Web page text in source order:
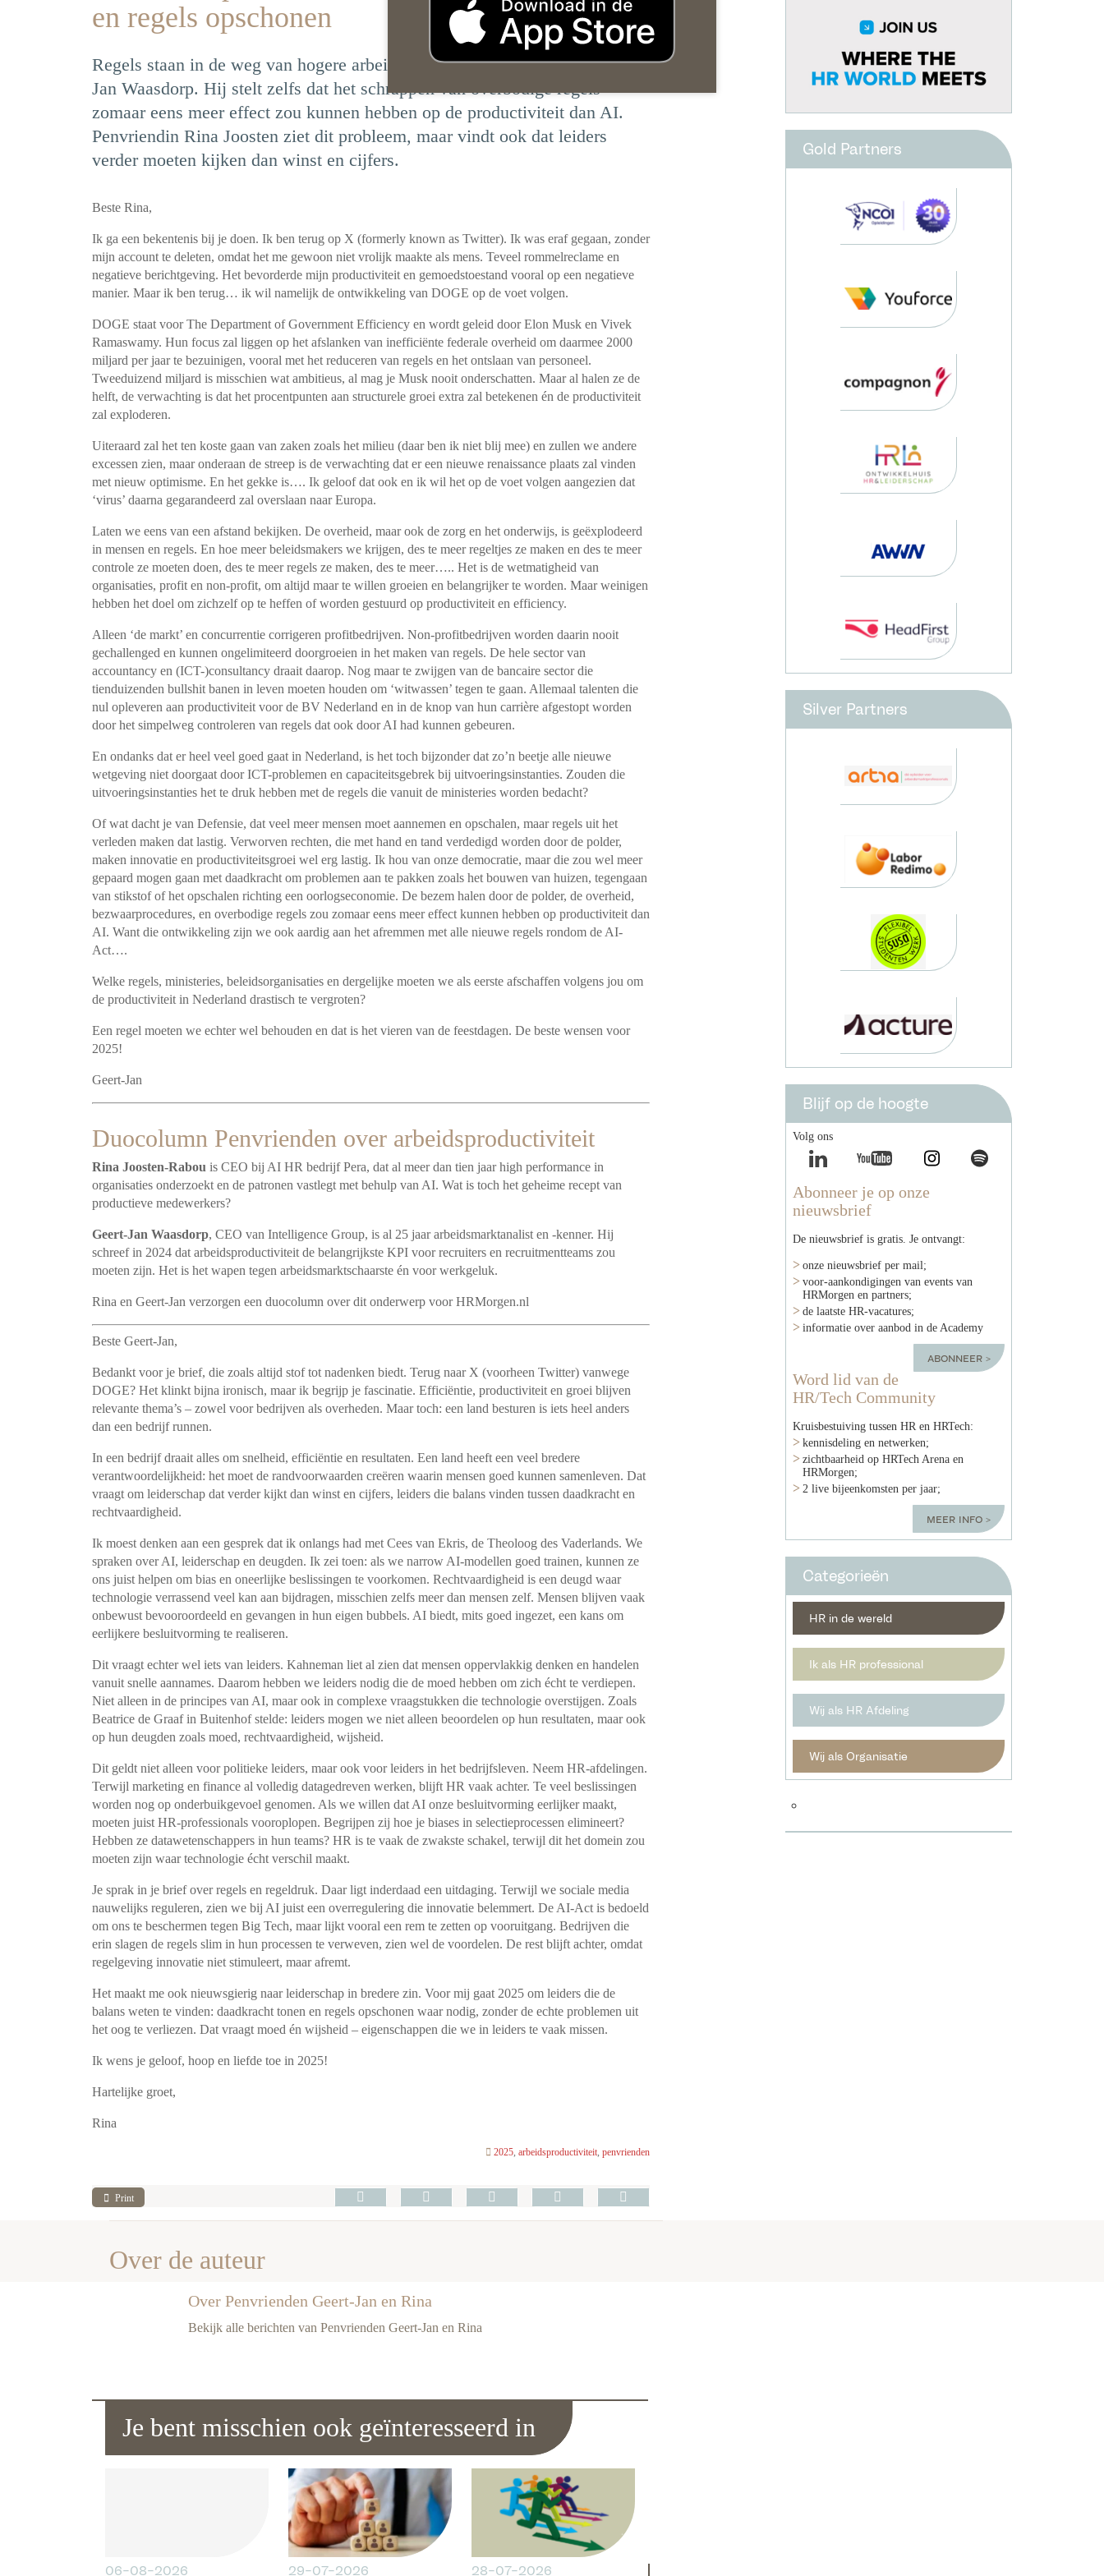
en regels opschonen
Regels staan in de weg van hogere arbeidsproductiviteit, constateert Geert-
Jan Waasdorp. Hij stelt zelfs dat het schrappen van overbodige regels
zomaar eens meer effect zou kunnen hebben op de productiviteit dan AI.
Penvriendin Rina Joosten ziet dit probleem, maar vindt ook dat leiders
verder moeten kijken dan winst en cijfers.
Beste Rina,
Ik ga een bekentenis bij je doen. Ik ben terug op X (formerly known as Twitter). Ik was eraf gegaan, zonder
mijn account te deleten, omdat het me gewoon niet vrolijk maakte als mens. Teveel rommelreclame en
negatieve berichtgeving. Het bevorderde mijn productiviteit en gemoedstoestand vooral op een negatieve
manier. Maar ik ben terug… ik wil namelijk de ontwikkeling van DOGE op de voet volgen.
DOGE staat voor The Department of Government Efficiency en wordt geleid door Elon Musk en Vivek
Ramaswamy. Hun focus zal liggen op het afslanken van inefficiënte federale overheid om daarmee 2000
miljard per jaar te bezuinigen, vooral met het reduceren van regels en het ontslaan van personeel.
Tweeduizend miljard is misschien wat ambitieus, al mag je Musk nooit onderschatten. Maar al halen ze de
helft, de verwachting is dat het procentpunten aan structurele groei extra zal betekenen én de productiviteit
zal exploderen.
Uiteraard zal het ten koste gaan van zaken zoals het milieu (daar ben ik niet blij mee) en zullen we andere
excessen zien, maar onderaan de streep is de verwachting dat er een nieuwe renaissance plaats zal vinden
met nieuw optimisme. En het gekke is…. Ik geloof dat ook en ik wil het op de voet volgen aangezien dat
‘virus’ daarna gegarandeerd zal overslaan naar Europa.
Laten we eens van een afstand bekijken. De overheid, maar ook de zorg en het onderwijs, is geëxplodeerd
in mensen en regels. En hoe meer beleidsmakers we krijgen, des te meer regeltjes ze maken en des te meer
controle ze moeten doen, des te meer regels ze maken, des te meer….. Het is de wetmatigheid van
organisaties, profit en non-profit, om altijd maar te willen groeien en belangrijker te worden. Maar weinigen
hebben het doel om zichzelf op te heffen of worden gestuurd op productiviteit en efficiency.
Alleen ‘de markt’ en concurrentie corrigeren profitbedrijven. Non-profitbedrijven worden daarin nooit
gechallenged en kunnen ongelimiteerd doorgroeien in het maken van regels. De hele sector van
accountancy en (ICT-)consultancy draait daarop. Nog maar te zwijgen van de bancaire sector die
tienduizenden bullshit banen in leven moeten houden om ‘witwassen’ tegen te gaan. Allemaal talenten die
nul opleveren aan productiviteit voor de BV Nederland en in de knop van hun carrière afgestopt worden
door het simpelweg controleren van regels dat ook door AI had kunnen gebeuren.
En ondanks dat er heel veel goed gaat in Nederland, is het toch bijzonder dat zo’n beetje alle nieuwe
wetgeving niet doorgaat door ICT-problemen en capaciteitsgebrek bij uitvoeringsinstanties. Zouden die
uitvoeringsinstanties het te druk hebben met de regels die vanuit de ministeries worden bedacht?
Of wat dacht je van Defensie, dat veel meer mensen moet aannemen en opschalen, maar regels uit het
verleden maken dat lastig. Verworven rechten, die met hand en tand verdedigd worden door de polder,
maken innovatie en productiviteitsgroei wel erg lastig. Ik hou van onze democratie, maar die zou wel meer
gepaard mogen gaan met daadkracht om problemen aan te pakken zoals het bouwen van huizen, tegengaan
van stikstof of het opschalen richting een oorlogseconomie. De bezem halen door de polder, de overheid,
bezwaarprocedures, en overbodige regels zou zomaar eens meer effect kunnen hebben op productiviteit dan
AI. Want die ontwikkeling zijn we ook aardig aan het afremmen met alle nieuwe regels rondom de AI-
Act….
Welke regels, ministeries, beleidsorganisaties en dergelijke moeten we als eerste afschaffen volgens jou om
de productiviteit in Nederland drastisch te vergroten?
Een regel moeten we echter wel behouden en dat is het vieren van de feestdagen. De beste wensen voor
2025!
Geert-Jan
Duocolumn Penvrienden over arbeidsproductiviteit
Rina Joosten-Rabou is CEO bij AI HR bedrijf Pera, dat al meer dan tien jaar high performance in
organisaties onderzoekt en de patronen vastlegt met behulp van AI. Wat is toch het geheime recept van
productieve medewerkers?
Geert-Jan Waasdorp, CEO van Intelligence Group, is al 25 jaar arbeidsmarktanalist en -kenner. Hij
schreef in 2024 dat arbeidsproductiviteit de belangrijkste KPI voor recruiters en recruitmentteams zou
moeten zijn. Het is het wapen tegen arbeidsmarktschaarste én voor werkgeluk.
Rina en Geert-Jan verzorgen een duocolumn over dit onderwerp voor HRMorgen.nl
Beste Geert-Jan,
Bedankt voor je brief, die zoals altijd stof tot nadenken biedt. Terug naar X (voorheen Twitter) vanwege
DOGE? Het klinkt bijna ironisch, maar ik begrijp je fascinatie. Efficiëntie, productiviteit en groei blijven
relevante thema’s – zowel voor bedrijven als overheden. Maar toch: een land besturen is iets heel anders
dan een bedrijf runnen.
In een bedrijf draait alles om snelheid, efficiëntie en resultaten. Een land heeft een veel bredere
verantwoordelijkheid: het moet de randvoorwaarden creëren waarin mensen goed kunnen samenleven. Dat
vraagt om leiderschap dat verder kijkt dan winst en cijfers, leiders die balans vinden tussen daadkracht en
rechtvaardigheid.
Ik moest denken aan een gesprek dat ik onlangs had met Cees van Ekris, de Theoloog des Vaderlands. We
spraken over AI, leiderschap en deugden. Ik zei toen: als we narrow AI-modellen goed trainen, kunnen ze
ons juist helpen om bias en oneerlijke beslissingen te voorkomen. Rechtvaardigheid is een deugd waar
technologie verrassend veel kan aan bijdragen, misschien zelfs meer dan mensen zelf. Mensen blijven vaak
onbewust bevooroordeeld en gevangen in hun eigen bubbels. AI biedt, mits goed ingezet, een kans om
eerlijkere besluitvorming te realiseren.
Dit vraagt echter wel iets van leiders. Kahneman liet al zien dat mensen oppervlakkig denken en handelen
vanuit snelle aannames. Daarom hebben we leiders nodig die de moed hebben om zich écht te verdiepen.
Niet alleen in de principes van AI, maar ook in complexe vraagstukken die technologie overstijgen. Zoals
Beatrice de Graaf in Buitenhof stelde: leiders mogen we niet alleen beoordelen op hun resultaten, maar ook
op hun deugden zoals moed, rechtvaardigheid, wijsheid.
Dit geldt niet alleen voor politieke leiders, maar ook voor leiders in het bedrijfsleven. Neem HR-afdelingen.
Terwijl marketing en finance al volledig datagedreven werken, blijft HR vaak achter. Te veel beslissingen
worden nog op onderbuikgevoel genomen. Als we willen dat AI onze besluitvorming eerlijker maakt,
moeten juist HR-professionals vooroplopen. Begrijpen zij hoe je biases in selectieprocessen elimineert?
Hebben ze datawetenschappers in hun teams? HR is te vaak de zwakste schakel, terwijl dit het domein zou
moeten zijn waar technologie écht verschil maakt.
Je sprak in je brief over regels en regeldruk. Daar ligt inderdaad een uitdaging. Terwijl we sociale media
nauwelijks reguleren, zien we bij AI juist een overregulering die innovatie belemmert. De AI-Act is bedoeld
om ons te beschermen tegen Big Tech, maar lijkt vooral een rem te zetten op vooruitgang. Bedrijven die
erin slagen de regels slim in hun processen te verweven, zien wel de voordelen. De rest blijft achter, omdat
regelgeving innovatie niet stimuleert, maar afremt.
Het maakt me ook nieuwsgierig naar leiderschap in bredere zin. Voor mij gaat 2025 om leiders die de
balans weten te vinden: daadkracht tonen en regels opschonen waar nodig, zonder de echte problemen uit
het oog te verliezen. Dat vraagt moed én wijsheid – eigenschappen die we in leiders te vaak missen.
Ik wens je geloof, hoop en liefde toe in 2025!
Hartelijke groet,
Rina
2025,arbeidsproductiviteit,penvrienden
Print
Over de auteur
Over Penvrienden Geert-Jan en Rina
Bekijk alle berichten van Penvrienden Geert-Jan en Rina
Je bent misschien ook geïnteresseerd in
06-08-2026 29-07-2026 28-07-2026
Gold Partners
Silver Partners
Blijf op de hoogte
Volg ons
Abonneer je op onze
nieuwsbrief
De nieuwsbrief is gratis. Je ontvangt:
onze nieuwsbrief per mail;
voor-aankondigingen van events van
HRMorgen en partners;
de laatste HR-vacatures;
informatie over aanbod in de Academy
abonneer
Word lid van de
HR/Tech Community
Kruisbestuiving tussen HR en HRTech:
kennisdeling en netwerken;
zichtbaarheid op HRTech Arena en
HRMorgen;
2 live bijeenkomsten per jaar;
meer info
Categorieën
HR in de wereld
Ik als HR professional
Wij als HR Afdeling
Wij als Organisatie